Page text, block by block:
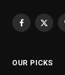
Facebook
X
OUR PICKS